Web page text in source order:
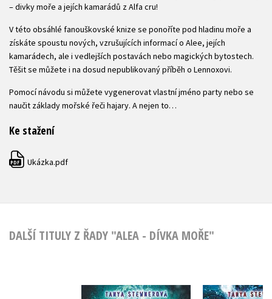
– divky moře a jejích kamarádů z Alfa cru!
V této obsáhlé fanouškovské knize se ponoříte pod hladinu moře a
získáte spoustu nových, vzrušujících informací o Alee, jejích
kamarádech, ale i vedlejších postavách nebo magických bytostech.
Těšit se můžete i na dosud nepublikovaný příběh o Lennoxovi.
Pomocí návodu si můžete vygenerovat vlastní jméno party nebo se
naučit základy mořské řeči hajary. A nejen to…
Ke stažení
PDF Ukázka.pdf
DALŠÍ TITULY Z ŘADY "ALEA - DÍVKA MOŘE"